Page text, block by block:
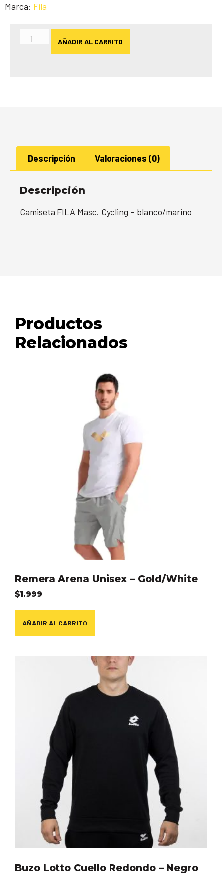
Marca: Fila
AÑADIR AL CARRITO
Descripción Valoraciones (0)
Descripción
Camiseta FILA Masc. Cycling – blanco/marino
Productos
Relacionados
Remera Arena Unisex – Gold/White
$1.999
AÑADIR AL CARRITO
Buzo Lotto Cuello Redondo – Negro